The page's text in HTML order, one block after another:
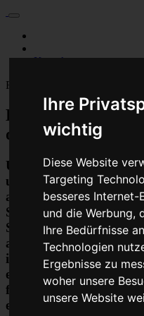
Ihre
wichtig
Diese Website
Targeting
besseres Internet-
und die Werbung,
Ihre Bedürfnisse
Technologien
Ergebnisse zu
woher unsere
unsere Website
Kontakt
Fahrzeugmarken
Baumaschine
oder
Unser Betrieb steht für
und Reparaturen von
anderem von Motor-
Steuergeräten, ABS-
STEUBEL® verfügt
ausgewiesene
insbesondere Motor-
ermöglicht STEUBEL®
für nahezu aller
es Motorrad oder